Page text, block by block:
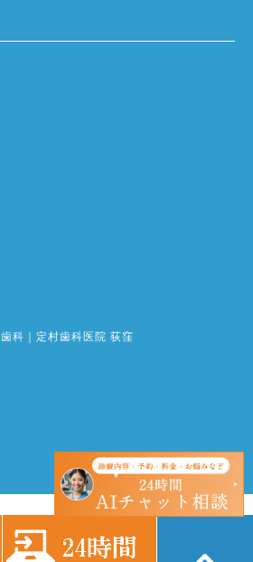
科｜定村歯科医院 荻窪